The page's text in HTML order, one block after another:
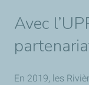
Avec
En 2019, les